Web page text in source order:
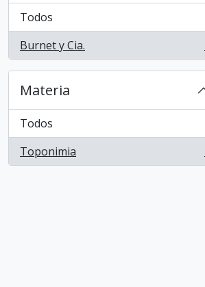
Todos
Burnet y Cia.
, 1 resultados
Materia
Todos
Toponimia
, 1 resultados